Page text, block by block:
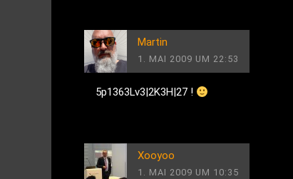
Martin
1. MAI 2009 UM 22:53
5p1363Lv3|2K3H|27 !
Xooyoo
1. MAI 2009 UM 10:35